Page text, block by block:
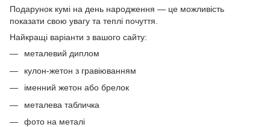
Подарунок кумі на день народження — це можливість
показати свою увагу та теплі почуття.
Найкращі варіанти з вашого сайту:
металевий диплом
кулон-жетон з гравіюванням
іменний жетон або брелок
металева табличка
фото на металі